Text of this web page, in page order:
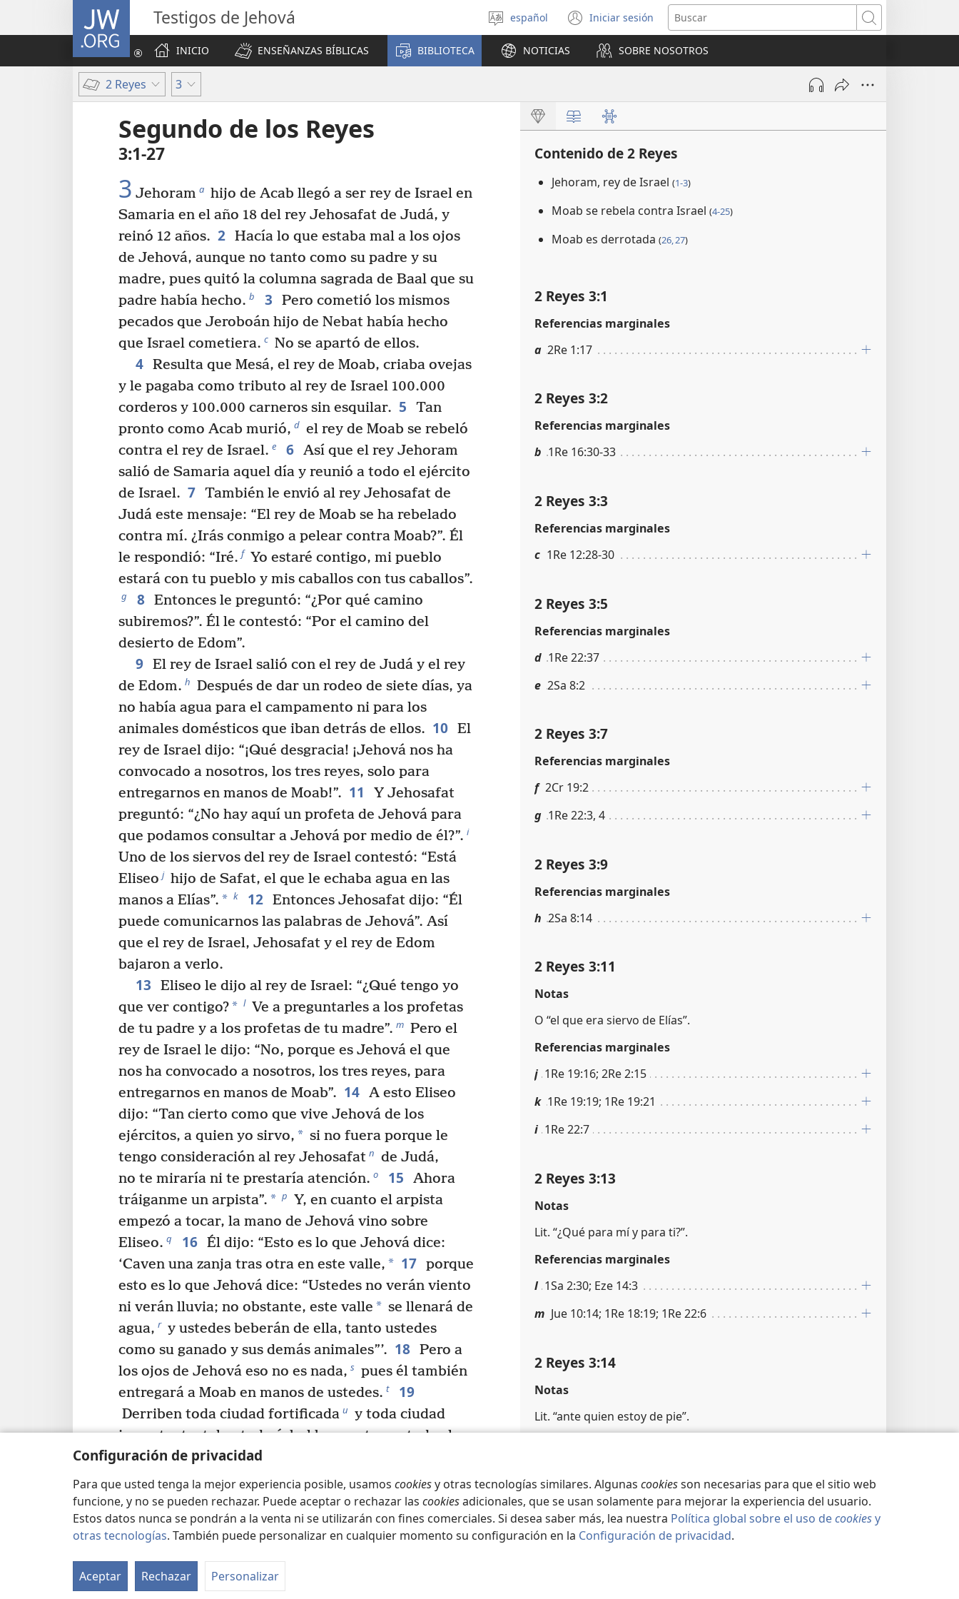
Configuración de privacidad
Para que usted tenga la mejor experiencia posible, usamos cookiesy otras tecnologías similares. Algunas cookiesson necesarias para que el sitio web
funcione, y no se pueden rechazar. Puede aceptar o rechazar las cookiesadicionales, que se usan solamente para mejorar la experiencia del usuario.
Estos datos nunca se pondrán a la venta ni se utilizarán con fines comerciales. Si desea saber más, lea nuestra Política global sobre el uso decookiesy
otras tecnologías. También puede personalizar en cualquier momento su configuración en la Configuración de privacidad.
Aceptar Rechazar Personalizar
JW.ORG Testigos de Jehová
Seleccionar
idioma
español Iniciar sesión
(abre
una
nueva
ventana)
Buscar
INICIO
ENSEÑANZAS BÍBLICAS BIBLIOTECA NOTICIAS SOBRE NOSOTROS
2 Reyes 3
Segundo de los Reyes
3:1-27
3 Jehoram a hijo de Acab llegó a ser rey de Israel en
Samaria en el año 18 del rey Jehosafat de Judá, y
reinó 12 años. 2 Hacía lo que estaba mal a los ojos
de Jehová, aunque no tanto como su padre y su
madre, pues quitó la columna sagrada de Baal que su
padre había hecho. b 3
Pero cometió los mismos
pecados que Jeroboán hijo de Nebat había hecho
que Israel cometiera. c No se apartó de ellos.
4 Resulta que Mesá, el rey de Moab, criaba ovejas
y le pagaba como tributo al rey de Israel 100.000
corderos y 100.000 carneros sin esquilar. 5
Tan
pronto como Acab murió, d el rey de Moab se rebeló
contra el rey de Israel. e 6 Así que el rey Jehoram
salió de Samaria aquel día y reunió a todo el ejército
de Israel. 7 También le envió al rey Jehosafat de
Judá este mensaje: “El rey de Moab se ha rebelado
contra mí. ¿Irás conmigo a pelear contra Moab?”. Él
le respondió: “Iré. f Yo estaré contigo, mi pueblo
estará con tu pueblo y mis caballos con tus caballos”.
g 8 Entonces le preguntó: “¿Por qué camino
subiremos?”. Él le contestó: “Por el camino del
desierto de Edom”.
9 El rey de Israel salió con el rey de Judá y el rey
de Edom. h Después de dar un rodeo de siete días, ya
no había agua para el campamento ni para los
animales domésticos que iban detrás de ellos. 10 El
rey de Israel dijo: “¡Qué desgracia! ¡Jehová nos ha
convocado a nosotros, los tres reyes, solo para
entregarnos en manos de Moab!”. 11
Y Jehosafat
preguntó: “¿No hay aquí un profeta de Jehová para
que podamos consultar a Jehová por medio de él?”. i
Uno de los siervos del rey de Israel contestó: “Está
Eliseo j hijo de Safat, el que le echaba agua en las
manos a Elías”. * k 12 Entonces Jehosafat dijo: “Él
puede comunicarnos las palabras de Jehová”. Así
que el rey de Israel, Jehosafat y el rey de Edom
bajaron a verlo.
13
Eliseo le dijo al rey de Israel: “¿Qué tengo yo
que ver contigo?* l Ve a preguntarles a los profetas
de tu padre y a los profetas de tu madre”. m Pero el
rey de Israel le dijo: “No, porque es Jehová el que
nos ha convocado a nosotros, los tres reyes, para
entregarnos en manos de Moab”. 14 A esto Eliseo
dijo: “Tan cierto como que vive Jehová de los
ejércitos, a quien yo sirvo, * si no fuera porque le
tengo consideración al rey Jehosafat n de Judá,
no te miraría ni te prestaría atención. o 15
Ahora
tráiganme un arpista”. * p Y, en cuanto el arpista
empezó a tocar, la mano de Jehová vino sobre
Eliseo. q 16 Él dijo: “Esto es lo que Jehová dice:
‘Caven una zanja tras otra en este valle, * 17 porque
esto es lo que Jehová dice: “Ustedes no verán viento
ni verán lluvia; no obstante, este valle * se llenará de
agua, r y ustedes beberán de ella, tanto ustedes
como su ganado y sus demás animales”’. 18 Pero a
los ojos de Jehová eso no es nada, s pues él también
entregará a Moab en manos de ustedes. t 19
Derriben toda ciudad fortificada u y toda ciudad
importante, talen todo árbol bueno, tapen todos los
manantiales y arruinen con piedras todos los
terrenos fértiles”.
20 Por la mañana, a la hora de la ofrenda de
grano de la mañana, w de pronto empezó a llegar
agua desde Edom, y el lugar quedó inundado.
21 Todos los moabitas oyeron que los reyes
habían subido para pelear contra ellos. Así que
Contenido de 2 Reyes
Jehoram, rey de Israel (1-3)
Moab se rebela contra Israel (4-25)
Moab es derrotada (26, 27)
2 Reyes 3:1
Referencias marginales
a 2Re 1:17
2 Reyes 3:2
Referencias marginales
b 1Re 16:30-33
2 Reyes 3:3
Referencias marginales
c 1Re 12:28-30
2 Reyes 3:5
Referencias marginales
d 1Re 22:37
e 2Sa 8:2
2 Reyes 3:7
Referencias marginales
f 2Cr 19:2
g 1Re 22:3, 4
2 Reyes 3:9
Referencias marginales
h 2Sa 8:14
2 Reyes 3:11
Notas
O “el que era siervo de Elías”.
Referencias marginales
j 1Re 19:16; 2Re 2:15
k 1Re 19:19; 1Re 19:21
i 1Re 22:7
2 Reyes 3:13
Notas
Lit. “¿Qué para mí y para ti?”.
Referencias marginales
l 1Sa 2:30; Eze 14:3
m Jue 10:14; 1Re 18:19; 1Re 22:6
2 Reyes 3:14
Notas
Lit. “ante quien estoy de pie”.
o Pr 15:29
2 Reyes 3:15